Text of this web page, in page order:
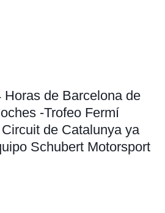
Horas de Barcelona de
-Trofeo Fermí
de Catalunya ya
Schubert Motorsport